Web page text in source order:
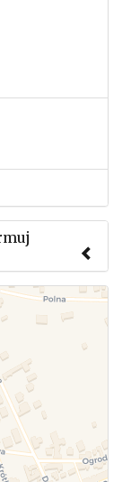
o